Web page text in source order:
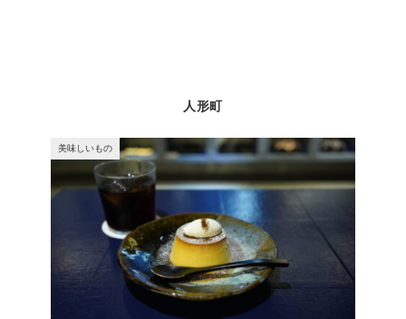
人形町
美味しいもの